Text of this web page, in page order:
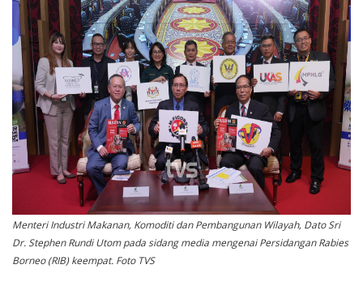
Menteri Industri Makanan, Komoditi dan Pembangunan Wilayah, Dato Sri
Dr. Stephen Rundi Utom pada sidang media mengenai Persidangan Rabies
Borneo (RIB) keempat. Foto TVS